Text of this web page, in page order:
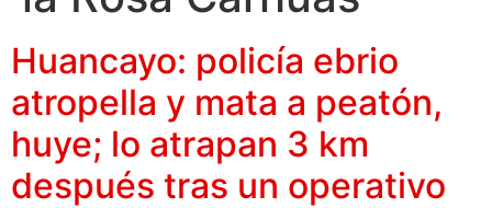
Huancayo: policía ebrio
atropella y mata a peatón,
huye; lo atrapan 3 km
después tras un operativo